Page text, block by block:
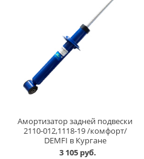
Амортизатор задней подвески
2110-012,1118-19 /комфорт/
DEMFI в Кургане
3 105 руб.